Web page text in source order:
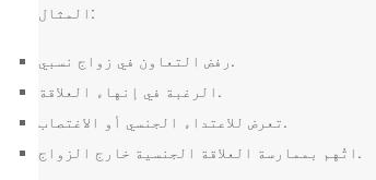
المثال:
رفض التعاون في زواج نسبي.
الرغبة في إنهاء العلاقة.
تعرض للاعتداء الجنسي أو الاغتصاب.
اتُهم بممارسة العلاقة الجنسية خارج الزواج.